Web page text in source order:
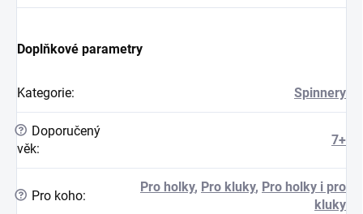
Doplňkové parametry
Kategorie: Spinnery
?
Doporučený
věk:
7+
? Pro koho:
Pro holky, Pro kluky, Pro holky i pro
kluky